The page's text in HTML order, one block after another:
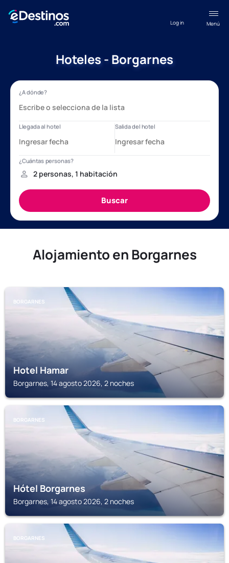
Menú
Log in
Hoteles - Borgarnes
Alojamiento en Borgarnes
BORGARNES
Hotel Hamar
Borgarnes, 14 agosto 2026, 2 noches
BORGARNES
Hótel Borgarnes
Borgarnes, 14 agosto 2026, 2 noches
BORGARNES